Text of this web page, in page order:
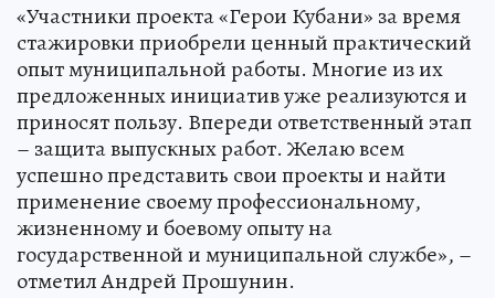
«Участники проекта «Герои Кубани» за время
стажировки приобрели ценный практический
опыт муниципальной работы. Многие из их
предложенных инициатив уже реализуются и
приносят пользу. Впереди ответственный этап
– защита выпускных работ. Желаю всем
успешно представить свои проекты и найти
применение своему профессиональному,
жизненному и боевому опыту на
государственной и муниципальной службе», –
отметил Андрей Прошунин.